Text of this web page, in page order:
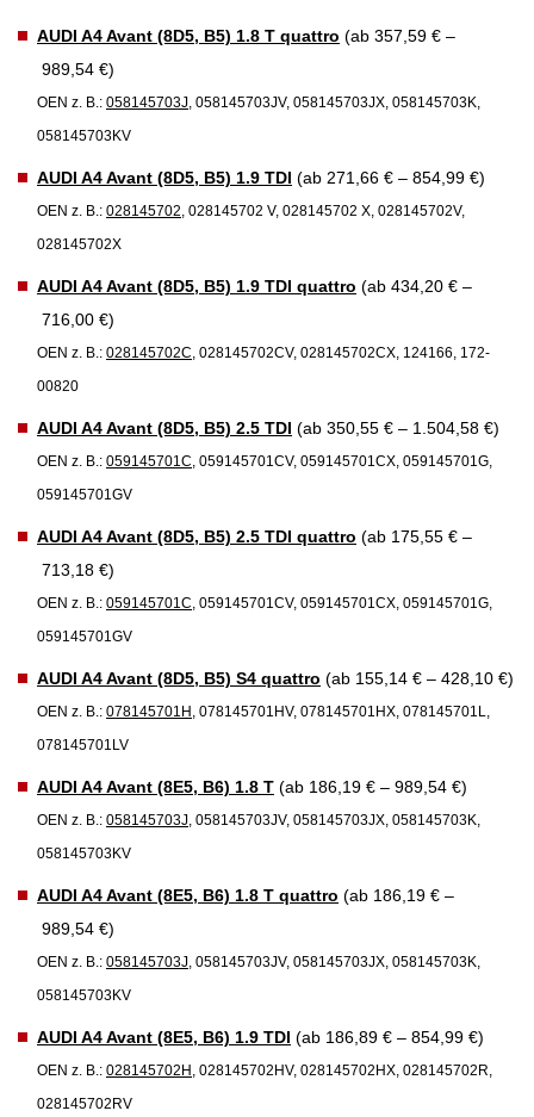
AUDI A4 Avant (8D5, B5) 1.8 T quattro (ab 357,59 € –
989,54 €)
OEN z. B.: 058145703J , 058145703JV, 058145703JX, 058145703K,
058145703KV
AUDI A4 Avant (8D5, B5) 1.9 TDI (ab 271,66 € – 854,99 €)
OEN z. B.: 028145702 , 028145702 V, 028145702 X, 028145702V,
028145702X
AUDI A4 Avant (8D5, B5) 1.9 TDI quattro (ab 434,20 € –
716,00 €)
OEN z. B.: 028145702C , 028145702CV, 028145702CX, 124166, 172-
00820
AUDI A4 Avant (8D5, B5) 2.5 TDI (ab 350,55 € – 1.504,58 €)
OEN z. B.: 059145701C , 059145701CV, 059145701CX, 059145701G,
059145701GV
AUDI A4 Avant (8D5, B5) 2.5 TDI quattro (ab 175,55 € –
713,18 €)
OEN z. B.: 059145701C , 059145701CV, 059145701CX, 059145701G,
059145701GV
AUDI A4 Avant (8D5, B5) S4 quattro (ab 155,14 € – 428,10 €)
OEN z. B.: 078145701H , 078145701HV, 078145701HX, 078145701L,
078145701LV
AUDI A4 Avant (8E5, B6) 1.8 T (ab 186,19 € – 989,54 €)
OEN z. B.: 058145703J , 058145703JV, 058145703JX, 058145703K,
058145703KV
AUDI A4 Avant (8E5, B6) 1.8 T quattro (ab 186,19 € –
989,54 €)
OEN z. B.: 058145703J , 058145703JV, 058145703JX, 058145703K,
058145703KV
AUDI A4 Avant (8E5, B6) 1.9 TDI (ab 186,89 € – 854,99 €)
OEN z. B.: 028145702H , 028145702HV, 028145702HX, 028145702R,
028145702RV